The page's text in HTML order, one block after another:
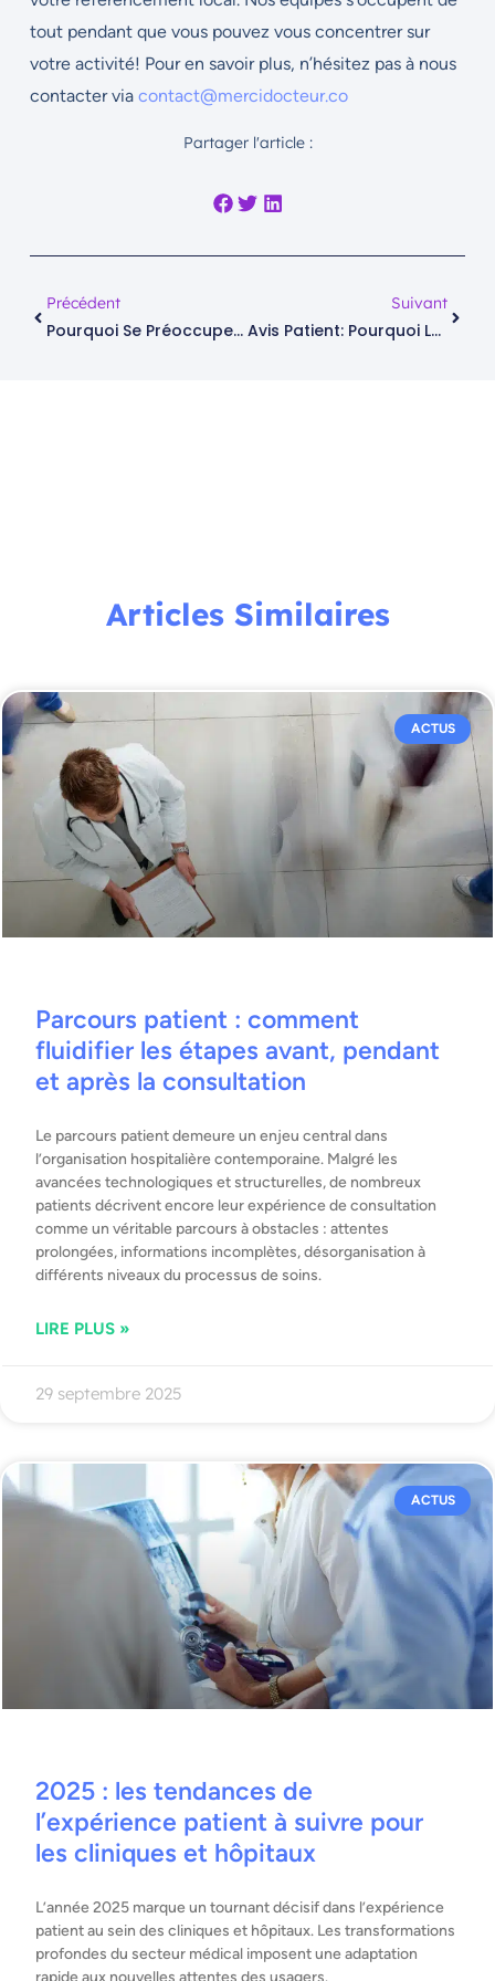
tout pendant que vous pouvez vous concentrer sur
votre activité! Pour en savoir plus, n’hésitez pas à nous
contacter via contact@mercidocteur.co
Partager l'article :
Précédent
Pourquoi Se Préoccuper De Son Référencement Local En 2025?
Suivant
Avis Patient: Pourquoi Les Demander?
Articles Similaires
ACTUS
Parcours patient : comment
fluidifier les étapes avant, pendant
et après la consultation
Le parcours patient demeure un enjeu central dans
l’organisation hospitalière contemporaine. Malgré les
avancées technologiques et structurelles, de nombreux
patients décrivent encore leur expérience de consultation
comme un véritable parcours à obstacles : attentes
prolongées, informations incomplètes, désorganisation à
différents niveaux du processus de soins.
LIRE PLUS »
29 septembre 2025
ACTUS
2025 : les tendances de
l’expérience patient à suivre pour
les cliniques et hôpitaux
L’année 2025 marque un tournant décisif dans l’expérience
patient au sein des cliniques et hôpitaux. Les transformations
profondes du secteur médical imposent une adaptation